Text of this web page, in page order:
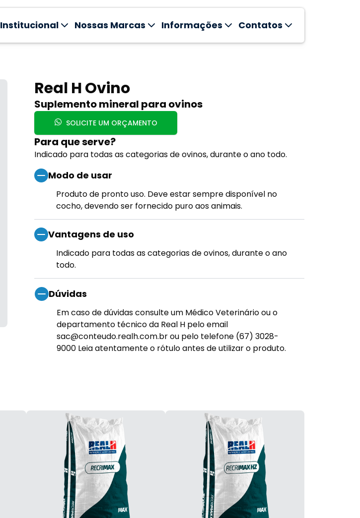
Institucional Nossas Marcas Informações Contatos
Real H Ovino
Suplemento mineral para ovinos
SOLICITE UM ORÇAMENTO
Para que serve?
Indicado para todas as categorias de ovinos, durante o ano todo.
Modo de usar
Produto de pronto uso. Deve estar sempre disponível no
cocho, devendo ser fornecido puro aos animais.
Vantagens de uso
Indicado para todas as categorias de ovinos, durante o ano
todo.
Dúvidas
Em caso de dúvidas consulte um Médico Veterinário ou o
departamento técnico da Real H pelo email
sac@conteudo.realh.com.br ou pelo telefone (67) 3028-
9000 Leia atentamente o rótulo antes de utilizar o produto.